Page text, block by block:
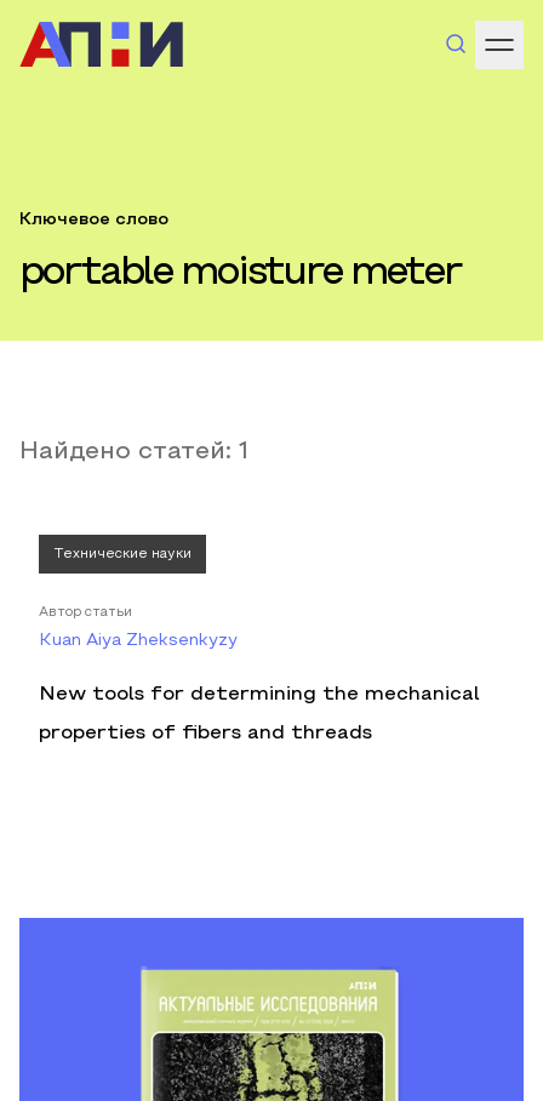
Ключевое слово
portable moisture meter
Найдено статей: 1
Технические науки
Автор статьи
Kuan Aiya Zheksenkyzy
New tools for determining the mechanical
properties of fibers and threads